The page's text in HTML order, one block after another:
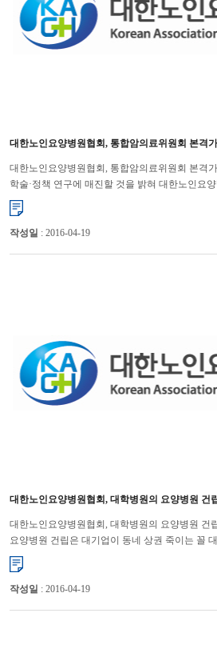
대한노인요양병원협회, 통합암의료위원회 본격
대한노인요양병원협회, 통합암의료위원회 본격
학술·정책 연구에 매진할 것을 밝혀 대한노인요
완화의료 및 호스피스 발전을 위한 통함암의료위
작성일 : 2016-04-19
대한노인요양병원협회, 대학병원의 요양병원 건
대한노인요양병원협회, 대학병원의 요양병원 건
요양병원 건립은 대기업이 동네 상권 죽이는 꼴
박용우)는 아주대학교병원의 요양병원 건립은 대
작성일 : 2016-04-19